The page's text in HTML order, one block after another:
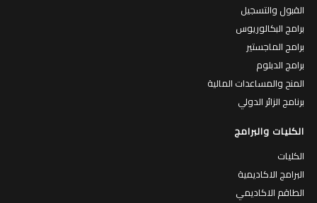
القبول والتسجيل
برامج البكالوريوس
برامج الماجستير
برامج الدبلوم
المنح والمساعدات المالية
برنامج الزائر الدولي
الكليات والبرامج
الكليات
البرامج الاكاديمية
الطاقم الاكاديمي